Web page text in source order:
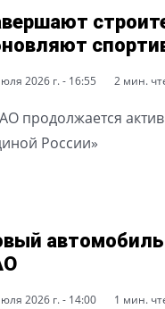
2026 г. - 16:55 2 мин.
продолжается
России»
2026 г. - 14:00 1 мин.